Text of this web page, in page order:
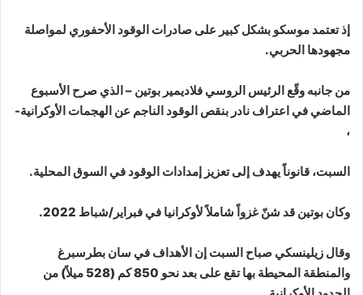
إذ تعتمد موسكو بشكل كبير على صادرات الوقود الأحفوري لمواصلة
مجهودها الحربي.
من جانبه وقّع الرئيس الروسي فلاديمير بوتين – الذي صرح الأسبوع
الماضي في اعتراف نادر بنقص الوقود الناجم عن الهجمات الأوكرانية-
،
السبت، قانوناً يهدف إلى تعزيز إمدادات الوقود في السوق المحلية.
وكان بوتين قد شنّ غزواً شاملاً لأوكرانيا في فبراير/شباط 2022.
وقال زيلينسكي صباح السبت إن الأهداف في سان بطرسبرغ
والمنطقة المحيطة بها تقع على بعد نحو 850 كم (528 ميلاً) من